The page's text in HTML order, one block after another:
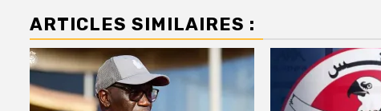
ARTICLES SIMILAIRES :